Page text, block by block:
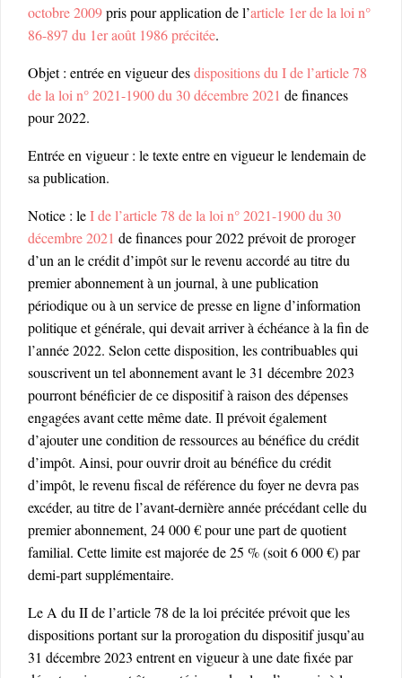
octobre 2009pris pour application de l’article 1er de la loi n°
86-897 du 1er août 1986 précitée.
Objet : entrée en vigueur desdispositions du I de l’article 78
de la loi n° 2021-1900 du 30 décembre 2021 de finances
pour 2022.
Entrée en vigueur : le texte entre en vigueur le lendemain de
sa publication.
Notice : leI de l’article 78 de la loi n° 2021-1900 du 30
décembre 2021 de finances pour 2022 prévoit de proroger
d’un an le crédit d’impôt sur le revenu accordé au titre du
premier abonnement à un journal, à une publication
périodique ou à un service de presse en ligne d’information
politique et générale, qui devait arriver à échéance à la fin de
l’année 2022. Selon cette disposition, les contribuables qui
souscrivent un tel abonnement avant le 31 décembre 2023
pourront bénéficier de ce dispositif à raison des dépenses
engagées avant cette même date. Il prévoit également
d’ajouter une condition de ressources au bénéfice du crédit
d’impôt. Ainsi, pour ouvrir droit au bénéfice du crédit
d’impôt, le revenu fiscal de référence du foyer ne devra pas
excéder, au titre de l’avant-dernière année précédant celle du
premier abonnement, 24 000 € pour une part de quotient
familial. Cette limite est majorée de 25 % (soit 6 000 €) par
demi-part supplémentaire.
Le A du II de l’article 78 de la loi précitée prévoit que les
dispositions portant sur la prorogation du dispositif jusqu’au
31 décembre 2023 entrent en vigueur à une date fixée par